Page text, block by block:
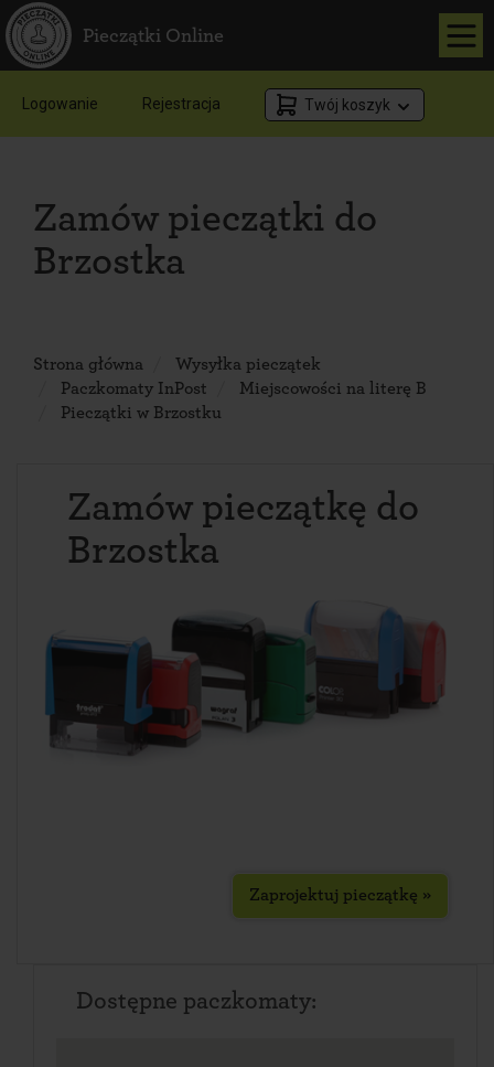
Pieczątki Online
Logowanie Rejestracja Twój koszyk
Zamów pieczątki do
Brzostka
Strona główna
Wysyłka pieczątek
Paczkomaty InPost
Miejscowości na literę B
Pieczątki w Brzostku
Zamów pieczątkę do
Brzostka
Zaprojektuj pieczątkę »
Dostępne paczkomaty: